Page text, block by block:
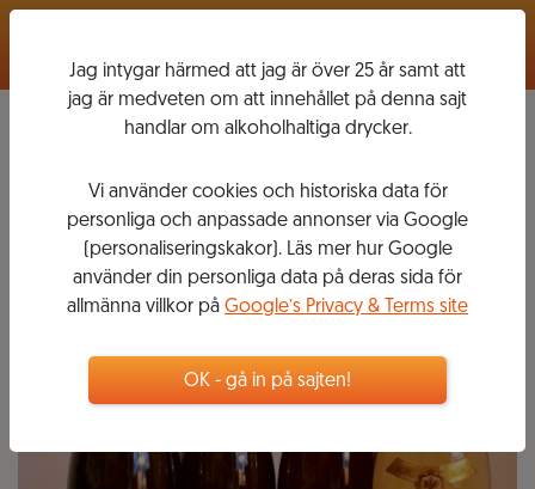
Jag intygar härmed att jag är över 25 år samt att
jag är medveten om att innehållet på denna sajt
handlar om alkoholhaltiga drycker.
Vi använder cookies och historiska data för
personliga och anpassade annonser via Google
(personaliseringskakor). Läs mer hur Google
använder din personliga data på deras sida för
allmänna villkor på Google’s Privacy & Terms site
OK - gå in på sajten!